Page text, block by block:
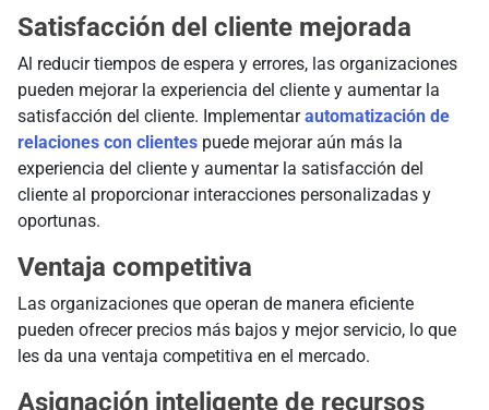
Satisfacción del cliente mejorada
Al reducir tiempos de espera y errores, las organizaciones
pueden mejorar la experiencia del cliente y aumentar la
satisfacción del cliente. Implementarautomatización de
relaciones con clientes puede mejorar aún más la
experiencia del cliente y aumentar la satisfacción del
cliente al proporcionar interacciones personalizadas y
oportunas.
Ventaja competitiva
Las organizaciones que operan de manera eficiente
pueden ofrecer precios más bajos y mejor servicio, lo que
les da una ventaja competitiva en el mercado.
Asignación inteligente de recursos